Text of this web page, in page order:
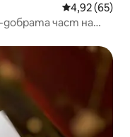
Средна
4,92 (65)
част на